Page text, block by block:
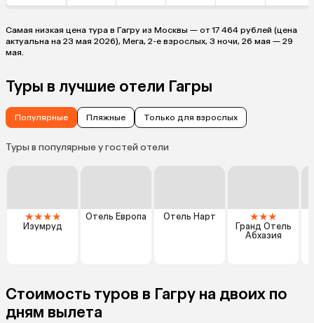
Самая низкая цена тура в Гагру из Москвы — от 17 464 рублей (цена
актуальна на 23 мая 2026), Мега, 2-е взрослых, 3 ночи, 26 мая — 29
мая.
Туры в лучшие отели Гагры
Популярные Пляжные Только для взрослых
Туры в популярные у гостей отели
★★★★
Изумруд
Отель Европа Отель Нарт ★★★
Гранд Отель
Абхазия
Стоимость туров в Гагру на двоих по
дням вылета